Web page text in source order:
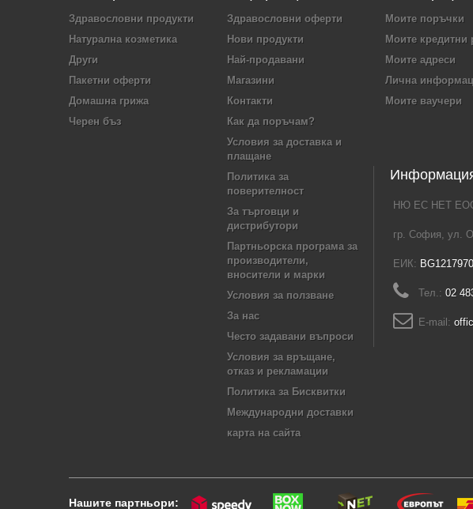
Здравословни продукти
Натурална козметика
Други
Пакетни оферти
Домашна грижа
Черен бъз
Здравословни оферти
Нови продукти
Най-продавани
Магазини
Контакти
Как да поръчам?
Условия за доставка и
плащане
Политика за
поверителност
За търговци и
дистрибутори
Партньорска програма за
производители,
вносители и марки
Условия за ползване
За нас
Често задавани въпроси
Условия за връщане,
отказ и рекламации
Политика за Бисквитки
Международни доставки
карта на сайта
Моите поръчки
Моите кредитни
Моите адреси
Лична
Моите ваучери
НЮ ЕС НЕТ
гр. София, ул.
ЕИК:
Тел.: 02
E-mail:
Нашите партньори: